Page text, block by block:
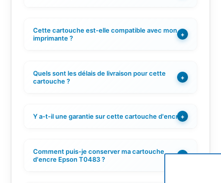
Cette cartouche est-elle compatible avec mon
imprimante ?
+
Quels sont les délais de livraison pour cette
cartouche ?
+
Y a-t-il une garantie sur cette cartouche d'encre ?
+
Comment puis-je conserver ma cartouche
d'encre Epson T0483 ?
+